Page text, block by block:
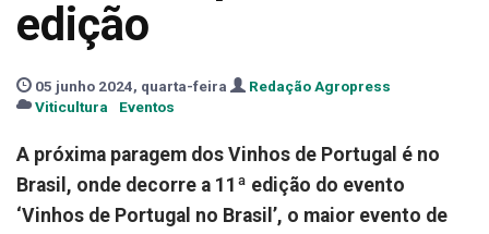
edição
05 junho 2024, quarta-feira
Redação Agropress
Viticultura
Eventos
A próxima paragem dos Vinhos de Portugal é no
Brasil, onde decorre a 11ª edição do evento
‘Vinhos de Portugal no Brasil’, o maior evento de